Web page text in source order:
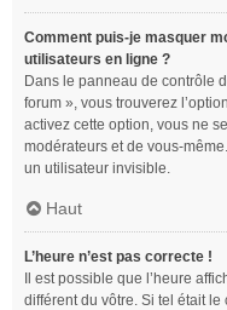
Comment puis-je masquer
utilisateurs en ligne ?
Dans le panneau de contrôle
forum », vous trouverez
activez cette option, vous ne
modérateurs et de vous-
un utilisateur invisible.
Haut
L’heure n’est pas correcte !
Il est possible que l’heure
différent du vôtre. Si tel était